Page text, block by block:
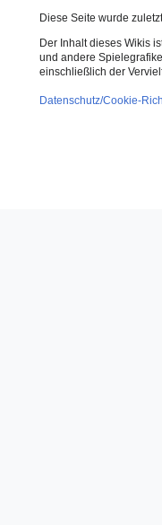
Diese Seite wurde
Der Inhalt dieses Wikis
und andere
einschließlich der
Datenschutz/Cookie-